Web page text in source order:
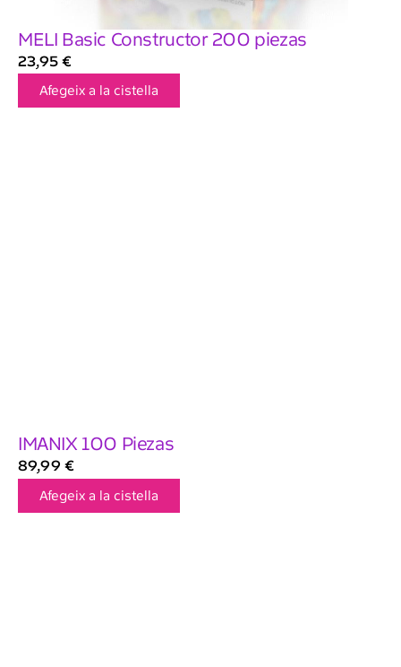
MELI Basic Constructor 200 piezas
23,95 €
Afegeix a la cistella
IMANIX 100 Piezas
89,99 €
Afegeix a la cistella